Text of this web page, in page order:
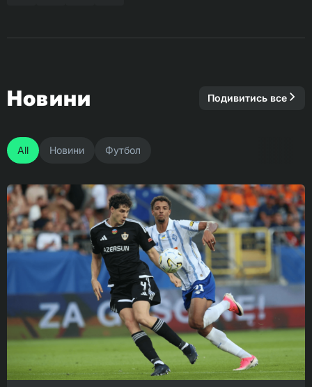
Новини Подивитись все
All Новини Футбол